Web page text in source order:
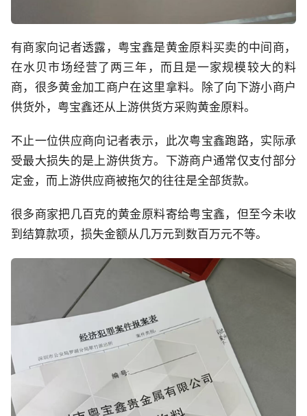
有商家向记者透露，粤宝鑫是黄金原料买卖的中间商，
在水贝市场经营了两三年，而且是一家规模较大的料
商，很多黄金加工商户在这里拿料。除了向下游小商户
供货外，粤宝鑫还从上游供货方采购黄金原料。
不止一位供应商向记者表示，此次粤宝鑫跑路，实际承
受最大损失的是上游供货方。下游商户通常仅支付部分
定金，而上游供应商被拖欠的往往是全部货款。
很多商家把几百克的黄金原料寄给粤宝鑫，但至今未收
到结算款项，损失金额从几万元到数百万元不等。